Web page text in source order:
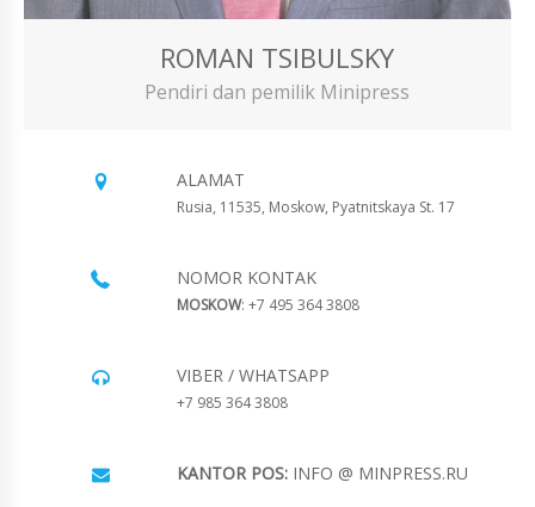
ROMAN TSIBULSKY
Pendiri dan pemilik Minipress
ALAMAT
Rusia, 11535, Moskow, Pyatnitskaya St. 17
NOMOR KONTAK
MOSKOW: +7 495 364 3808
VIBER / WHATSAPP
+7 985 364 3808
KANTOR POS: INFO @ MINPRESS.RU